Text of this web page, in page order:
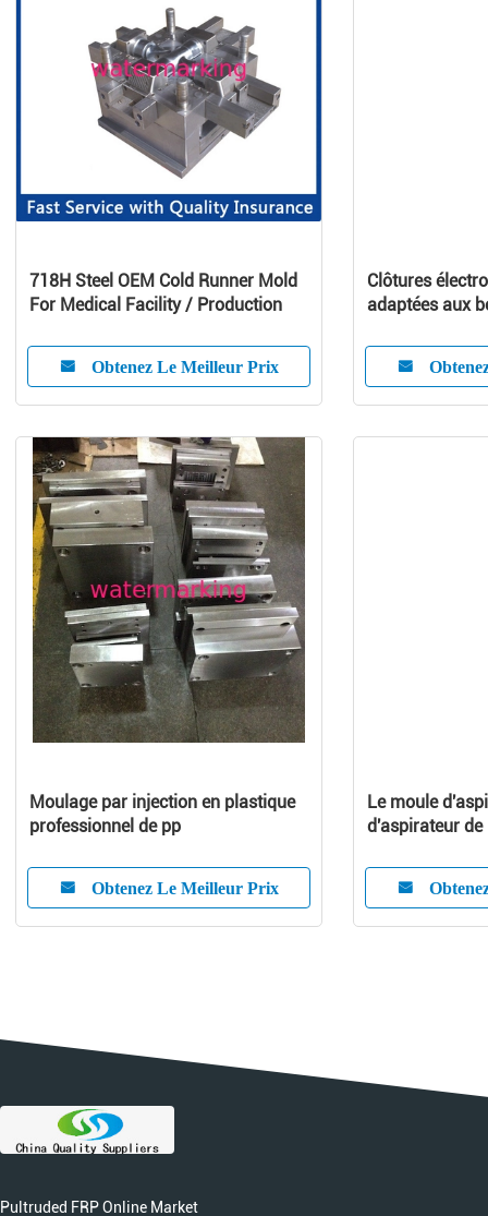
718H Steel OEM Cold Runner Mold
For Medical Facility / Production
Obtenez Le Meilleur Prix
Clôtures
adaptées aux
Silk-screen
Moulage par injection en plastique
professionnel de pp
Obtenez Le Meilleur Prix
Le moule
d'aspirateur de
couverture
appareil
Pultruded FRP Online Market